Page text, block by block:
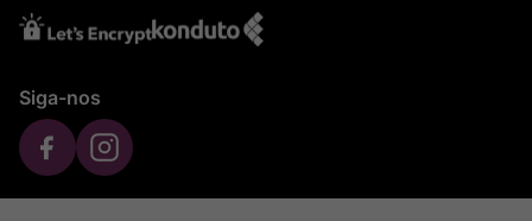
Siga-nos